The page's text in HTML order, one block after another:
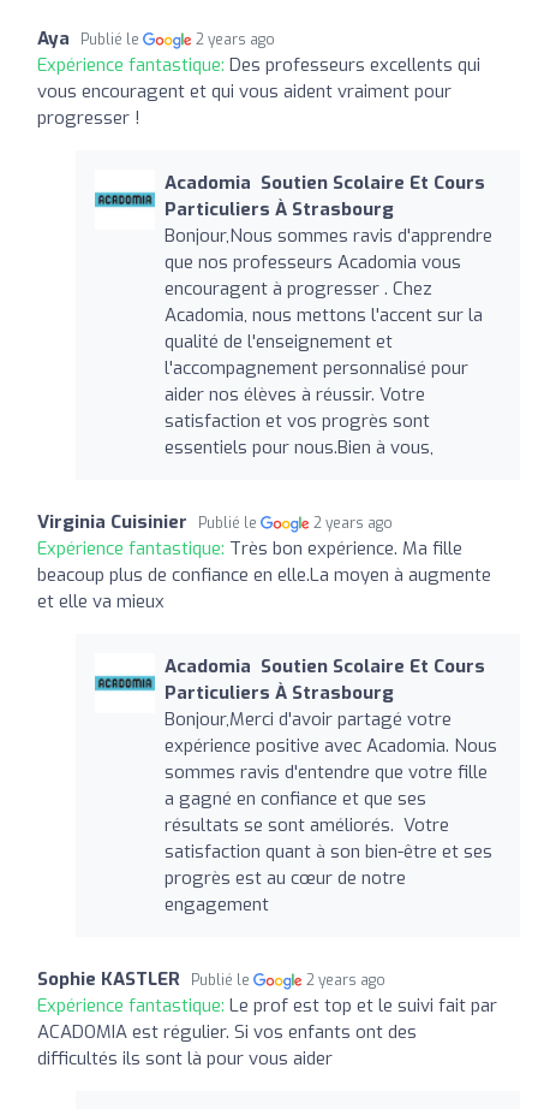
Aya Publié le 2 years ago
Expérience fantastique: Des professeurs excellents qui
vous encouragent et qui vous aident vraiment pour
progresser !
Acadomia ‍ Soutien Scolaire Et Cours
Particuliers À Strasbourg
Bonjour,Nous sommes ravis d'apprendre
que nos professeurs Acadomia vous
encouragent à progresser . Chez
Acadomia, nous mettons l'accent sur la
qualité de l'enseignement et
l'accompagnement personnalisé pour
aider nos élèves à réussir. Votre
satisfaction et vos progrès sont
essentiels pour nous.Bien à vous,
Virginia Cuisinier Publié le 2 years ago
Expérience fantastique: Très bon expérience. Ma fille
beacoup plus de confiance en elle.La moyen à augmente
et elle va mieux
Acadomia ‍ Soutien Scolaire Et Cours
Particuliers À Strasbourg
Bonjour,Merci d'avoir partagé votre
expérience positive avec Acadomia. Nous
sommes ravis d'entendre que votre fille
a gagné en confiance et que ses
résultats se sont améliorés. Votre
satisfaction quant à son bien-être et ses
progrès est au cœur de notre
engagement ️
Sophie KASTLER Publié le 2 years ago
Expérience fantastique: Le prof est top et le suivi fait par
ACADOMIA est régulier. Si vos enfants ont des
difficultés ils sont là pour vous aider